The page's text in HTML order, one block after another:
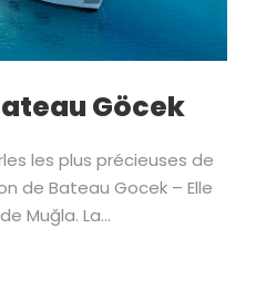
Göcek
les plus précieuses de
de Bateau Gocek – Elle
Muğla. La...